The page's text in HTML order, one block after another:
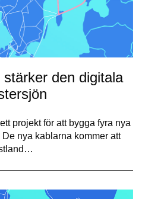
den digitala
projekt för att bygga fyra nya
nya kablarna kommer att